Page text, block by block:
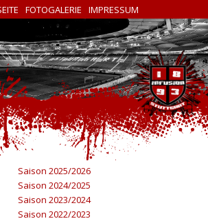
FOTOGALERIE IMPRESSUM
Saison 2025/2026
Saison 2024/2025
Saison 2023/2024
Saison 2022/2023